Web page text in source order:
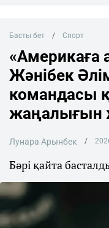
Басты бет Спорт
«Америкаға
Жәнібек
командасы
жаңалығын
Лунара Арынбек
Бәрі қайта